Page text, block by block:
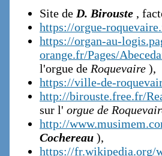
Site de D. Birouste ,
https://orgue-
https://organ-au-
orange.fr/Pages/
l'orgue de Roquevaire ),
https://ville-de-
http://birouste.free.fr/
sur l' orgue de
http://
Cochereau ),
https://fr.wikipedia.org/